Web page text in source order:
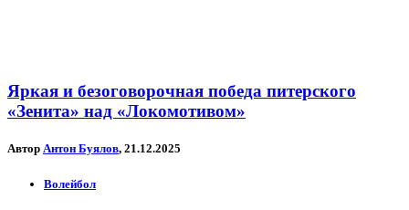
Яркая и безоговорочная победа питерского
«Зенита» над «Локомотивом»
Автор Антон Буялов, 21.12.2025
Волейбол